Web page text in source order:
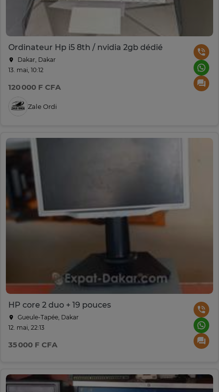
Ordinateur Hp i5 8th / nvidia 2gb dédié
Dakar, Dakar
13. mai, 10:12
120 000 F CFA
Zale Ordi
HP core 2 duo + 19 pouces
Gueule-Tapée, Dakar
12. mai, 22:13
35 000 F CFA